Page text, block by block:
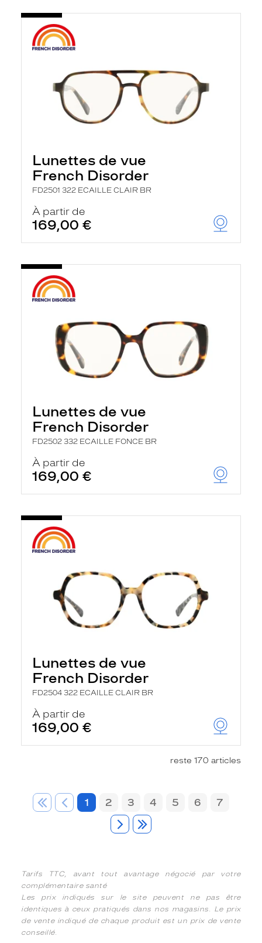
Lunettes de vue
French Disorder
FD2501 322 ECAILLE CLAIR BR
À partir de
169,00 €
Lunettes de vue
French Disorder
FD2502 332 ECAILLE FONCE BR
À partir de
169,00 €
Lunettes de vue
French Disorder
FD2504 322 ECAILLE CLAIR BR
À partir de
169,00 €
reste 170 articles
1 2 3 4 5 6 7
Tarifs TTC, avant tout avantage négocié par votre
complémentaire santé
Les prix indiqués sur le site peuvent ne pas être
identiques à ceux pratiqués dans nos magasins. Le prix
de vente indiqué de chaque produit est un prix de vente
conseillé.